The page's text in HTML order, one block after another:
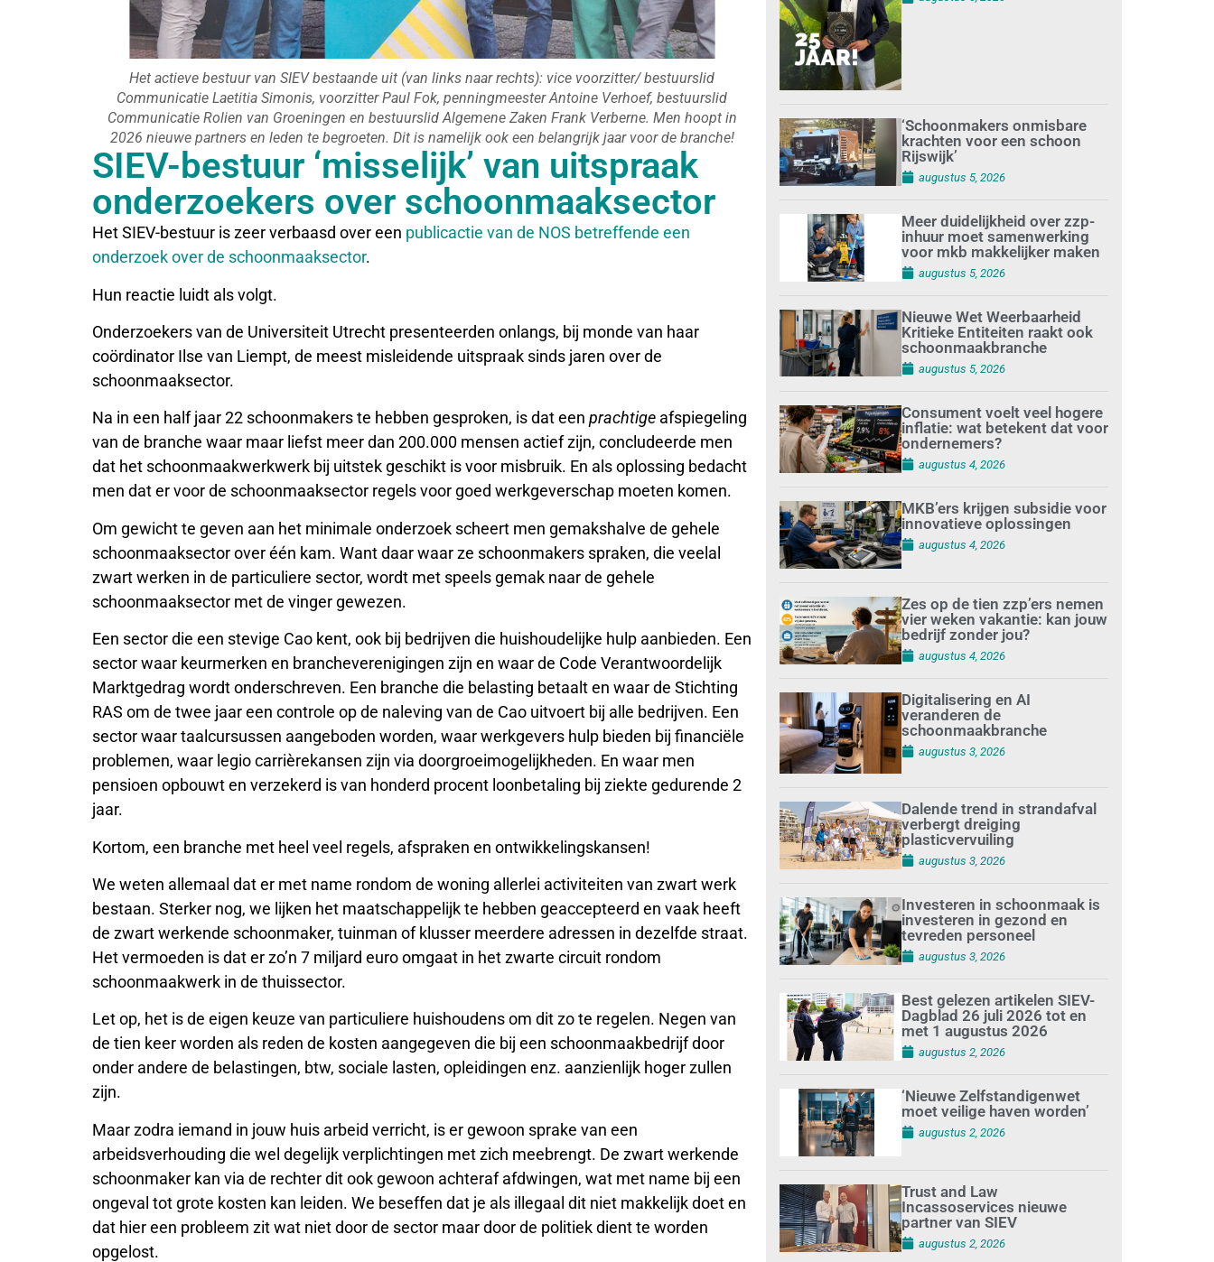
Het actieve bestuur van SIEV bestaande uit (van links naar rechts): vice voorzitter/ bestuurslid
Communicatie Laetitia Simonis, voorzitter Paul Fok, penningmeester Antoine Verhoef, bestuurslid
Communicatie Rolien van Groeningen en bestuurslid Algemene Zaken Frank Verberne. Men hoopt in
2026 nieuwe partners en leden te begroeten. Dit is namelijk ook een belangrijk jaar voor de branche!
SIEV-bestuur ‘misselijk’ van uitspraak
onderzoekers over schoonmaaksector
Het SIEV-bestuur is zeer verbaasd over een publicactie van de NOS betreffende een
onderzoek over de schoonmaaksector.
Hun reactie luidt als volgt.
Onderzoekers van de Universiteit Utrecht presenteerden onlangs, bij monde van haar
coördinator Ilse van Liempt, de meest misleidende uitspraak sinds jaren over de
schoonmaaksector.
Na in een half jaar 22 schoonmakers te hebben gesproken, is dat een prachtige afspiegeling
van de branche waar maar liefst meer dan 200.000 mensen actief zijn, concludeerde men
dat het schoonmaakwerkwerk bij uitstek geschikt is voor misbruik. En als oplossing bedacht
men dat er voor de schoonmaaksector regels voor goed werkgeverschap moeten komen.
Om gewicht te geven aan het minimale onderzoek scheert men gemakshalve de gehele
schoonmaaksector over één kam. Want daar waar ze schoonmakers spraken, die veelal
zwart werken in de particuliere sector, wordt met speels gemak naar de gehele
schoonmaaksector met de vinger gewezen.
Een sector die een stevige Cao kent, ook bij bedrijven die huishoudelijke hulp aanbieden. Een
sector waar keurmerken en brancheverenigingen zijn en waar de Code Verantwoordelijk
Marktgedrag wordt onderschreven. Een branche die belasting betaalt en waar de Stichting
RAS om de twee jaar een controle op de naleving van de Cao uitvoert bij alle bedrijven. Een
sector waar taalcursussen aangeboden worden, waar werkgevers hulp bieden bij financiële
problemen, waar legio carrièrekansen zijn via doorgroeimogelijkheden. En waar men
pensioen opbouwt en verzekerd is van honderd procent loonbetaling bij ziekte gedurende 2
jaar.
Kortom, een branche met heel veel regels, afspraken en ontwikkelingskansen!
We weten allemaal dat er met name rondom de woning allerlei activiteiten van zwart werk
bestaan. Sterker nog, we lijken het maatschappelijk te hebben geaccepteerd en vaak heeft
de zwart werkende schoonmaker, tuinman of klusser meerdere adressen in dezelfde straat.
Het vermoeden is dat er zo’n 7 miljard euro omgaat in het zwarte circuit rondom
schoonmaakwerk in de thuissector.
Let op, het is de eigen keuze van particuliere huishoudens om dit zo te regelen. Negen van
de tien keer worden als reden de kosten aangegeven die bij een schoonmaakbedrijf door
onder andere de belastingen, btw, sociale lasten, opleidingen enz. aanzienlijk hoger zullen
zijn.
Maar zodra iemand in jouw huis arbeid verricht, is er gewoon sprake van een
arbeidsverhouding die wel degelijk verplichtingen met zich meebrengt. De zwart werkende
schoonmaker kan via de rechter dit ook gewoon achteraf afdwingen, wat met name bij een
ongeval tot grote kosten kan leiden. We beseffen dat je als illegaal dit niet makkelijk doet en
dat hier een probleem zit wat niet door de sector maar door de politiek dient te worden
opgelost.
‘Schoonmakers onmisbare
krachten voor een schoon
Rijswijk’
augustus 5, 2026
Meer duidelijkheid over zzp-
inhuur moet samenwerking
voor mkb makkelijker maken
augustus 5, 2026
Nieuwe Wet Weerbaarheid
Kritieke Entiteiten raakt ook
schoonmaakbranche
augustus 5, 2026
Consument voelt veel hogere
inflatie: wat betekent dat voor
ondernemers?
augustus 4, 2026
MKB’ers krijgen subsidie voor
innovatieve oplossingen
augustus 4, 2026
Zes op de tien zzp’ers nemen
vier weken vakantie: kan jouw
bedrijf zonder jou?
augustus 4, 2026
Digitalisering en AI
veranderen de
schoonmaakbranche
augustus 3, 2026
Dalende trend in strandafval
verbergt dreiging
plasticvervuiling
augustus 3, 2026
Investeren in schoonmaak is
investeren in gezond en
tevreden personeel
augustus 3, 2026
Best gelezen artikelen SIEV-
Dagblad 26 juli 2026 tot en
met 1 augustus 2026
augustus 2, 2026
‘Nieuwe Zelfstandigenwet
moet veilige haven worden’
augustus 2, 2026
Trust and Law
Incassoservices nieuwe
partner van SIEV
augustus 2, 2026